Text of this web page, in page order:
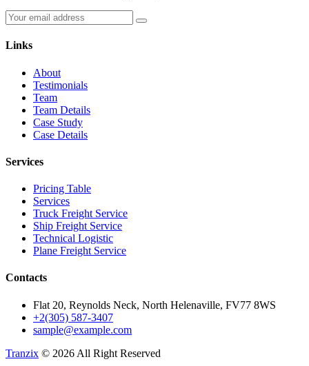
Links
About
Testimonials
Team
Team Details
Case Study
Case Details
Services
Pricing Table
Services
Truck Freight Service
Ship Freight Service
Technical Logistic
Plane Freight Service
Contacts
Flat 20, Reynolds Neck, North Helenaville, FV77 8WS
+2(305) 587-3407
sample@example.com
Tranzix © 2026 All Right Reserved